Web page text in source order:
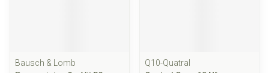
Bausch & Lomb
Q10-Quatral